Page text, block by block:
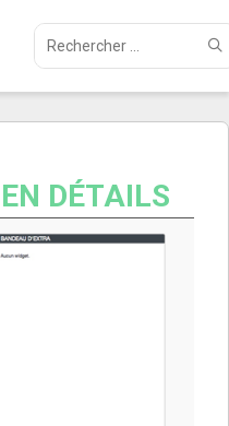
DÉTAILS